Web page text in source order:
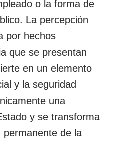
o la forma de
La percepción
por hechos
que se presentan
en un elemento
y la seguridad
una
y se transforma
permanente de la